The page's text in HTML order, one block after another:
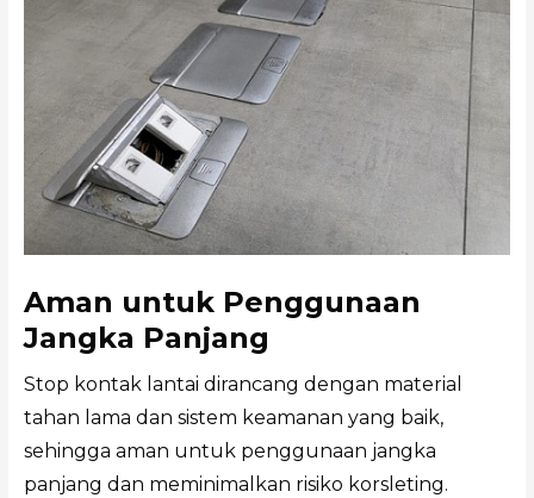
Aman untuk Penggunaan
Jangka Panjang
Stop kontak lantai dirancang dengan material
tahan lama dan sistem keamanan yang baik,
sehingga aman untuk penggunaan jangka
panjang dan meminimalkan risiko korsleting.